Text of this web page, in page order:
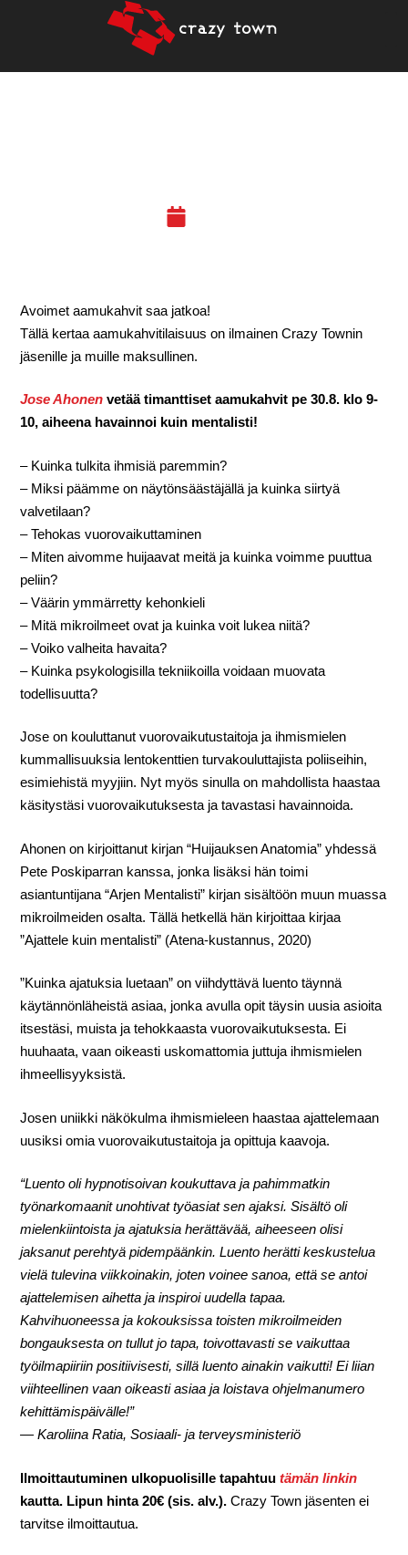
Avoimet aamukahvit saa jatkoa!
Tällä kertaa aamukahvitilaisuus on ilmainen Crazy Townin
jäsenille ja muille maksullinen.
Jose Ahonen vetää timanttiset aamukahvit pe 30.8. klo 9-
10, aiheena havainnoi kuin mentalisti!
– Kuinka tulkita ihmisiä paremmin?
– Miksi päämme on näytönsäästäjällä ja kuinka siirtyä
valvetilaan?
– Tehokas vuorovaikuttaminen
– Miten aivomme huijaavat meitä ja kuinka voimme puuttua
peliin?
– Väärin ymmärretty kehonkieli
– Mitä mikroilmeet ovat ja kuinka voit lukea niitä?
– Voiko valheita havaita?
– Kuinka psykologisilla tekniikoilla voidaan muovata
todellisuutta?
Jose on kouluttanut vuorovaikutustaitoja ja ihmismielen
kummallisuuksia lentokenttien turvakouluttajista poliiseihin,
esimiehistä myyjiin. Nyt myös sinulla on mahdollista haastaa
käsitystäsi vuorovaikutuksesta ja tavastasi havainnoida.
Ahonen on kirjoittanut kirjan “Huijauksen Anatomia” yhdessä
Pete Poskiparran kanssa, jonka lisäksi hän toimi
asiantuntijana “Arjen Mentalisti” kirjan sisältöön muun muassa
mikroilmeiden osalta. Tällä hetkellä hän kirjoittaa kirjaa
”Ajattele kuin mentalisti” (Atena-kustannus, 2020)
”Kuinka ajatuksia luetaan” on viihdyttävä luento täynnä
käytännönläheistä asiaa, jonka avulla opit täysin uusia asioita
itsestäsi, muista ja tehokkaasta vuorovaikutuksesta. Ei
huuhaata, vaan oikeasti uskomattomia juttuja ihmismielen
ihmeellisyyksistä.
Josen uniikki näkökulma ihmismieleen haastaa ajattelemaan
uusiksi omia vuorovaikutustaitoja ja opittuja kaavoja.
“Luento oli hypnotisoivan koukuttava ja pahimmatkin
työnarkomaanit unohtivat työasiat sen ajaksi. Sisältö oli
mielenkiintoista ja ajatuksia herättävää, aiheeseen olisi
jaksanut perehtyä pidempäänkin. Luento herätti keskustelua
vielä tulevina viikkoinakin, joten voinee sanoa, että se antoi
ajattelemisen aihetta ja inspiroi uudella tapaa.
Kahvihuoneessa ja kokouksissa toisten mikroilmeiden
bongauksesta on tullut jo tapa, toivottavasti se vaikuttaa
työilmapiiriin positiivisesti, sillä luento ainakin vaikutti! Ei liian
viihteellinen vaan oikeasti asiaa ja loistava ohjelmanumero
kehittämispäivälle!”
— Karoliina Ratia, Sosiaali- ja terveysministeriö
Ilmoittautuminen ulkopuolisille tapahtuutämän linkin
kautta. Lipun hinta 20€ (sis. alv.).Crazy Town jäsenten ei
tarvitse ilmoittautua.